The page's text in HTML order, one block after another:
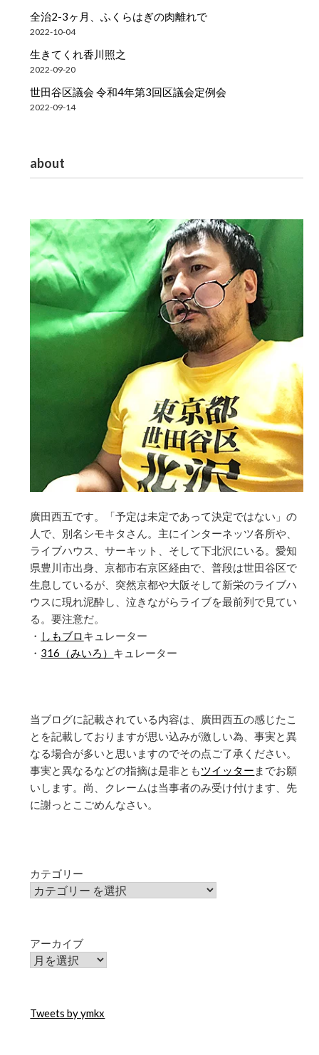
全治2-3ヶ月、ふくらはぎの肉離れで
2022-10-04
生きてくれ香川照之
2022-09-20
世田谷区議会 令和4年第3回区議会定例会
2022-09-14
about
廣田西五です。「予定は未定であって決定ではない」の
人で、別名シモキタさん。主にインターネッツ各所や、
ライブハウス、サーキット、そして下北沢にいる。愛知
県豊川市出身、京都市右京区経由で、普段は世田谷区で
生息しているが、突然京都や大阪そして新栄のライブハ
ウスに現れ泥酔し、泣きながらライブを最前列で見てい
る。要注意だ。
・ しもブロキュレーター
・ 316（みいろ） キュレーター
当ブログに記載されている内容は、廣田西五の感じたこ
とを記載しておりますが思い込みが激しい為、事実と異
なる場合が多いと思いますのでその点ご了承ください。
事実と異なるなどの指摘は是非ともツイッター までお願
いします。尚、クレームは当事者のみ受け付けます、先
に謝っとこごめんなさい。
カテゴリー
アーカイブ
Tweets by ymkx